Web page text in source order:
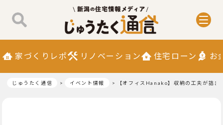
家づくりレポ リノベーション 住宅ローン お
じゅうたく通信 イベント情報 【オフィスHanako】収納の工夫が詰